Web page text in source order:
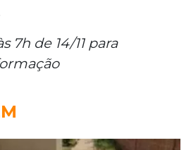
7h de 14/11 para